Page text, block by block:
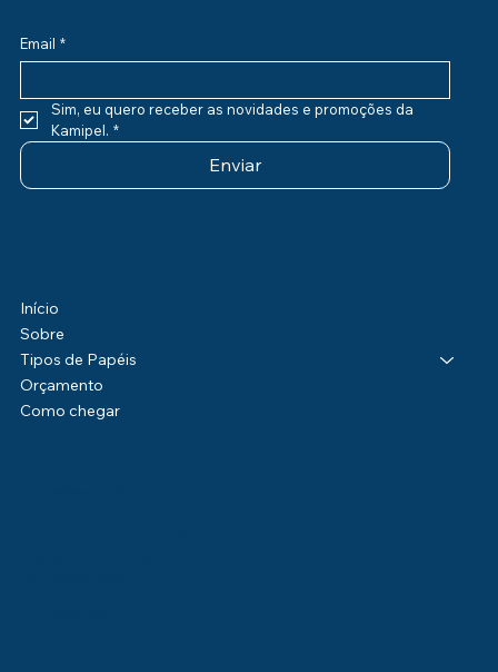
Email *
Sim, eu quero receber as novidades e promoções da
Kamipel. *
Enviar
Início
Sobre
Tipos de Papéis
Orçamento
Como chegar